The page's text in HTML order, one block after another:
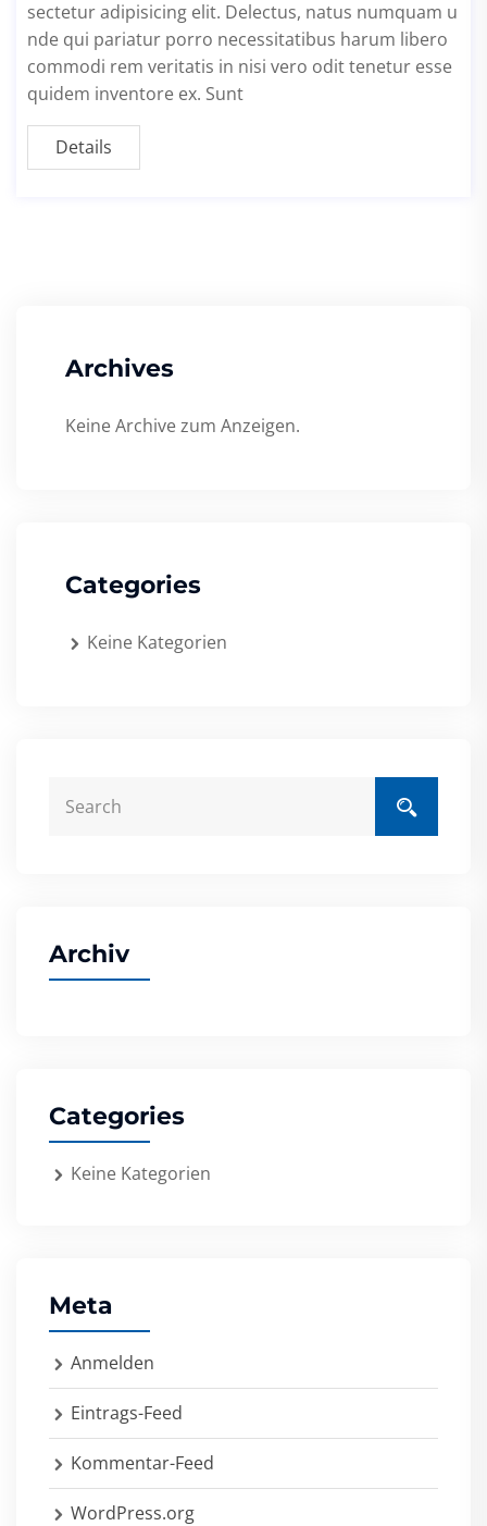
sectetur adipisicing elit. Delectus, natus numquam u
nde qui pariatur porro necessitatibus harum libero
commodi rem veritatis in nisi vero odit tenetur esse
quidem inventore ex. Sunt
Details
Archives
Keine Archive zum Anzeigen.
Categories
Keine Kategorien
Archiv
Categories
Keine Kategorien
Meta
Anmelden
Eintrags-Feed
Kommentar-Feed
WordPress.org